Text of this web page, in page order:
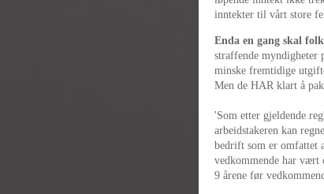
inntekter til vårt store
Enda en gang skal
straffende myndigheter
minske fremtidige
Men de HAR klart å
'Som etter gjeldende
arbeidstakeren kan
bedrift som er omfattet
vedkommende har vært
9 årene før